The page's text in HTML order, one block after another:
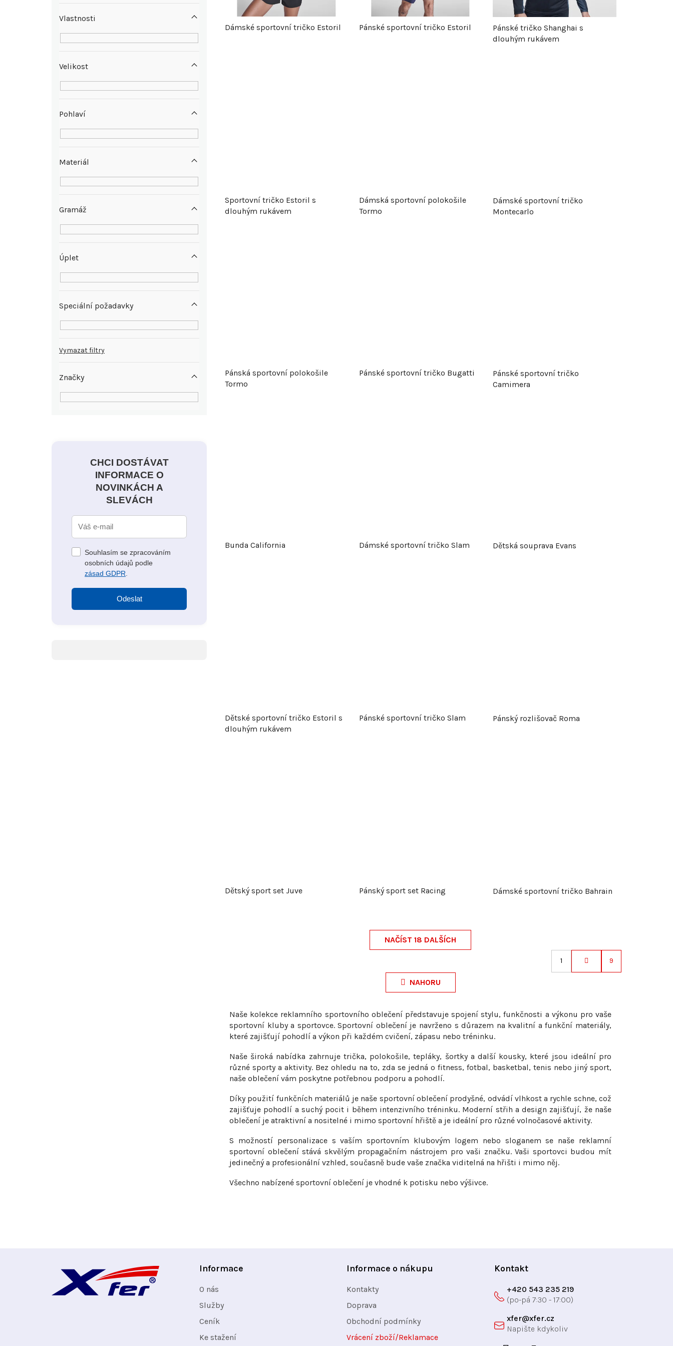
n
p
a
n
Značky
Velikost
Vlastnosti
Pohlaví
Materiál
Gramáž
Úplet
Speciální požadavky
Vymazat filtry
CHCI DOSTÁVAT
INFORMACE O
NOVINKÁCH A
SLEVÁCH
Souhlasím se zpracováním
osobních údajů podle
zásad GDPR
Odeslat
r
o
Dámské sportovní tričko Estoril Pánské sportovní tričko Estoril
Pánské tričko Shanghai s
dlouhým rukávem
Sportovní tričko Estoril s
dlouhým rukávem
Dámská sportovní polokošile
Tormo
Dámské sportovní tričko
Montecarlo
Pánská sportovní polokošile
Tormo
Pánské sportovní tričko Bugatti
Pánské sportovní tričko
Camimera
Bunda California Dámské sportovní tričko Slam Dětská souprava Evans
Dětské sportovní tričko Estoril s
dlouhým rukávem
Pánské sportovní tričko Slam Pánský rozlišovač Roma
Dětský sport set Juve Pánský sport set Racing Dámské sportovní tričko Bahrain
v
l
á
d
a
c
í
p
r
v
k
y
v
ý
p
NAČÍST 18 DALŠÍCH
1 9
NAHORU
Naše kolekce reklamního sportovního oblečení představuje spojení stylu, funkčnosti a výkonu pro vaše
sportovní kluby a sportovce. Sportovní oblečení je navrženo s důrazem na kvalitní a funkční materiály,
které zajišťují pohodlí a výkon při každém cvičení, zápasu nebo tréninku.
Naše široká nabídka zahrnuje trička, polokošile, tepláky, šortky a další kousky, které jsou ideální pro
různé sporty a aktivity. Bez ohledu na to, zda se jedná o fitness, fotbal, basketbal, tenis nebo jiný sport,
naše oblečení vám poskytne potřebnou podporu a pohodlí.
Díky použití funkčních materiálů je naše sportovní oblečení prodyšné, odvádí vlhkost a rychle schne, což
zajišťuje pohodlí a suchý pocit i během intenzivního tréninku. Moderní střih a design zajišťují, že naše
oblečení je atraktivní a nositelné i mimo sportovní hřiště a je ideální pro různé volnočasové aktivity.
S možností personalizace s vaším sportovním klubovým logem nebo sloganem se naše reklamní
sportovní oblečení stává skvělým propagačním nástrojem pro vaši značku. Vaši sportovci budou mít
jedinečný a profesionální vzhled, současně bude vaše značka viditelná na hřišti i mimo něj.
Všechno nabízené sportovní oblečení je vhodné k potisku nebo výšivce.
Informace
O nás
Služby
Ceník
Ke stažení
Informace o nákupu
Kontakty
Doprava
Obchodní podmínky
Vrácení zboží/Reklamace
Kontakt
xfer@xfer.cz
+420 543 235 219